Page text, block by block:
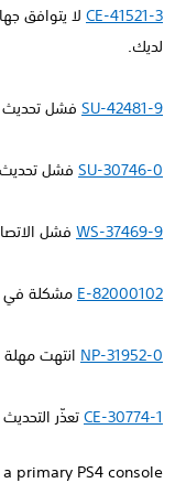
CE-41521-3
لديك.
SU-42481-9 فشل تحديث
SU-30746-0 فشل تحديث
WS-37469-9 فشل
E-82000102 مشكلة في
NP-31952-0 انتهت مهلة
CE-30774-1 تعذّر التحديث
primary PS4 console